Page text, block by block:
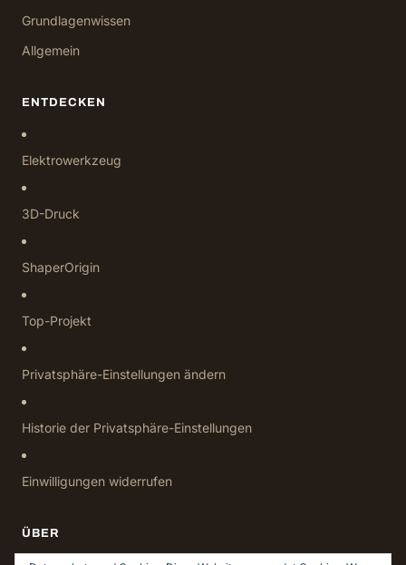
Grundlagenwissen
Allgemein
ENTDECKEN
Elektrowerkzeug
3D-Druck
ShaperOrigin
Top-Projekt
Privatsphäre-Einstellungen ändern
Historie der Privatsphäre-Einstellungen
Einwilligungen widerrufen
ÜBER